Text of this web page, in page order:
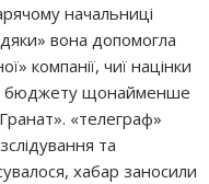
начальниці
вона допомогла
компанії, чиї націнки
бюджету щонайменше
«телеграф»
та
хабар заносили